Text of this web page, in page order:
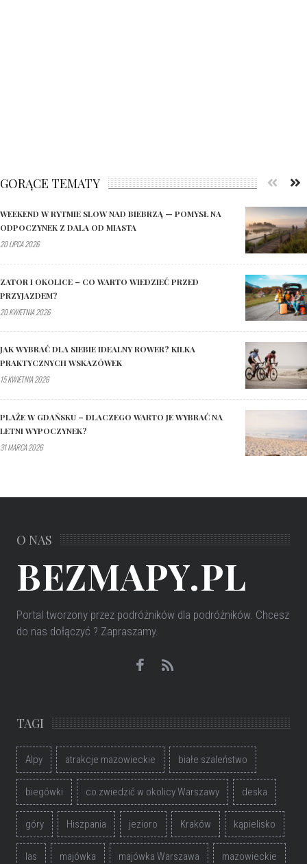
GORĄCE TEMATY
WEEKEND W RYTMIE SLOW NAD BIEBRZĄ — POMYSŁ NA
ODPOCZYNEK Z DALA OD MIASTA
20 LIPCA 2026
ZATOR I OKOLICE – CO WARTO WIEDZIEĆ PRZED
PRZYJAZDEM?
20 KWIETNIA 2026
JAK WYBRAĆ DLA SIEBIE IDEALNY ROWER? KILKA
PRAKTYCZNYCH WSKAZÓWEK
15 KWIETNIA 2026
PLAŻE W GDAŃSKU – DLACZEGO WARTO JE WYBRAĆ NA
LETNI WYPOCZYNEK?
31 MARCA 2026
O NAS
BEZMAPY.PL
Portal tworzony przez podróżników dla podróżników. Chcesz
do nas dołączyć ? Zapraszamy.
TAGI
Alpy atrakcje mazowieckie białe szaleństwo
biegówki co zwiedzić w okolicy Warszawy deska
góry Hiszpania jezioro Kraków kąpielisko
las majówka majówka Warszawa mazowieckie